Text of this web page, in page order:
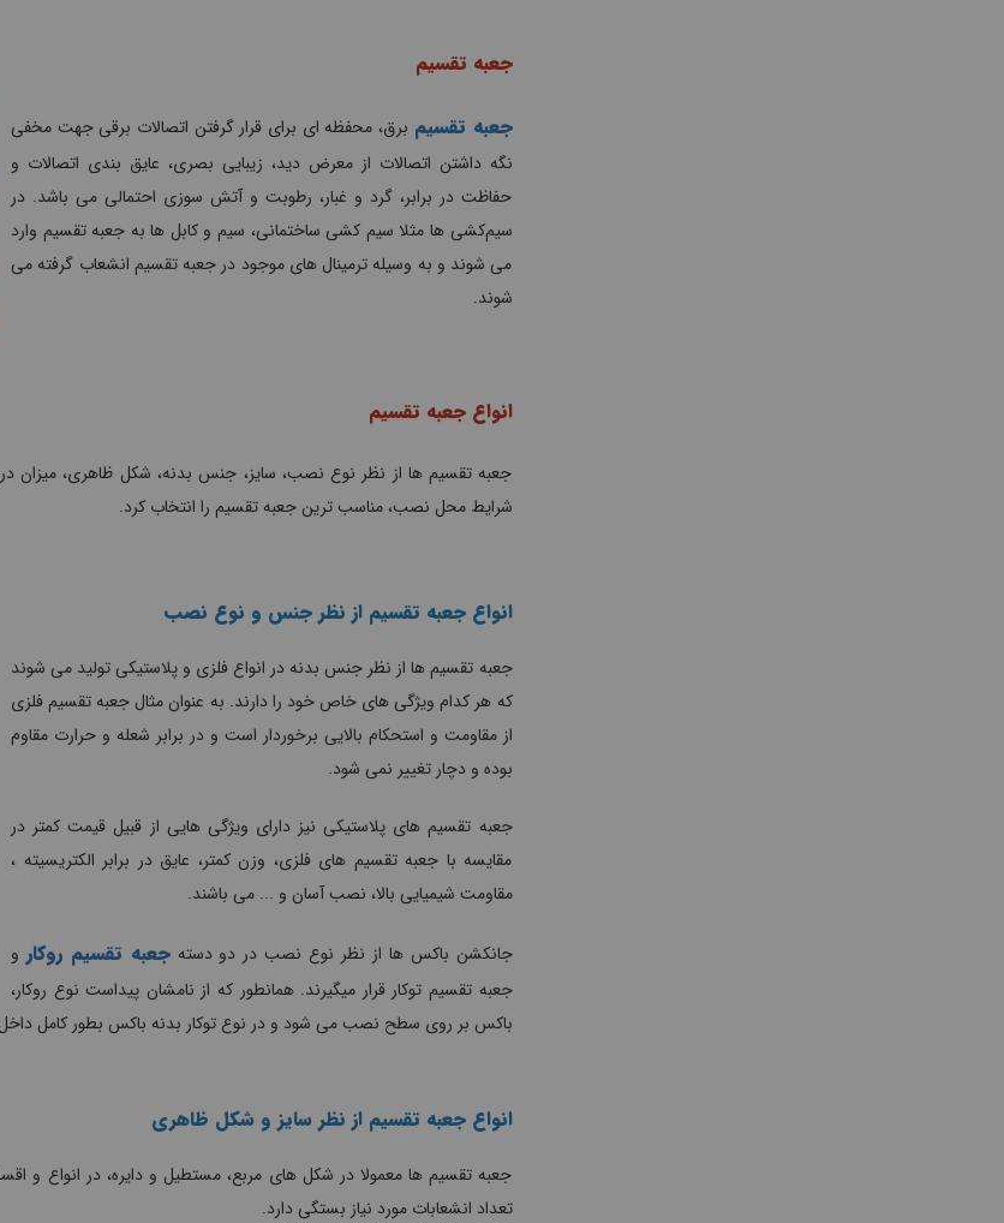
جعبه تقسیم
جعبه تقسیم برق، محفظه ای برای قرار گرفتن اتصالات برقی جهت مخفی
نگه داشتن اتصالات از معرض دید، زیبایی بصری، عایق بندی اتصالات و
حفاظت در برابر، گرد و غبار، رطوبت و آتش سوزی احتمالی می باشد. در
سیم‌کشی ها مثلا سیم کشی ساختمانی، سیم و کابل ها به جعبه تقسیم وارد
می شوند و به وسیله ترمینال های موجود در جعبه تقسیم انشعاب گرفته می
شوند.
انواع جعبه تقسیم
جعبه تقسیم ها از نظر نوع نصب، سایز، جنس بدنه، شکل ظاهری، میزان
شرایط محل نصب، مناسب ترین جعبه تقسیم را انتخاب کرد.
انواع جعبه تقسیم از نظر جنس و نوع نصب
جعبه تقسیم ها از نظر جنس بدنه در انواع فلزی و پلاستیکی تولید می شوند
که هر کدام ویژگی های خاص خود را دارند. به عنوان مثال جعبه تقسیم فلزی
از مقاومت و استحکام بالایی برخوردار است و در برابر شعله و حرارت مقاوم
بوده و دچار تغییر نمی شود.
جعبه تقسیم های پلاستیکی نیز دارای ویژگی هایی از قبیل قیمت کمتر در
مقایسه با جعبه تقسیم های فلزی، وزن کمتر، عایق در برابر الکتریسیته ،
مقاومت شیمیایی بالا، نصب آسان و ... می باشند.
جانکشن باکس ها از نظر نوع نصب در دو دستهجعبه تقسیم روکار و
جعبه تقسیم توکار قرار میگیرند. همانطور که از نامشان پیداست نوع روکار،
باکس بر روی سطح نصب می شود و در نوع توکار بدنه باکس بطور کامل داخل
انواع جعبه تقسیم از نظر سایز و شکل ظاهری
جعبه تقسیم ها معمولا در شکل های مربع، مستطیل و دایره، در انواع و
تعداد انشعابات مورد نیاز بستگی دارد.